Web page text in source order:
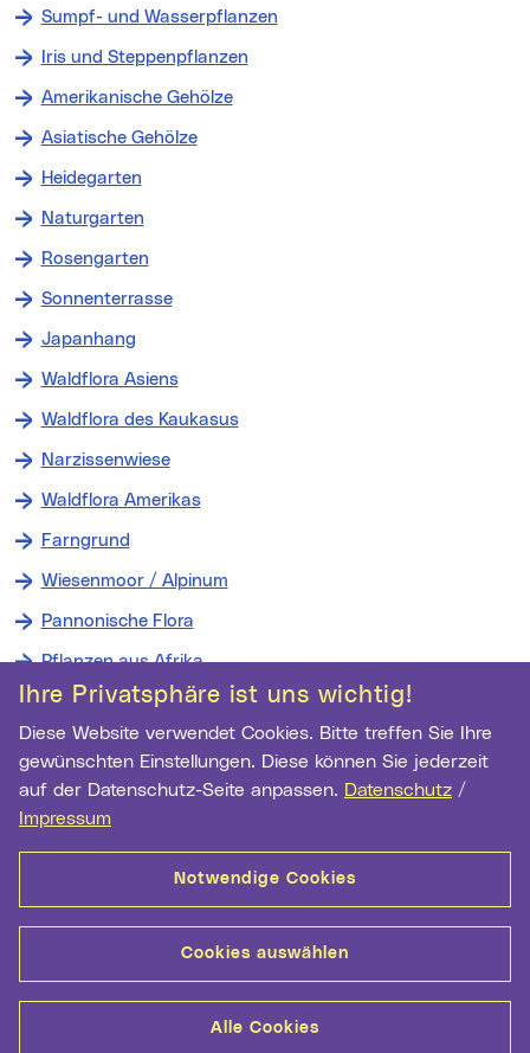
Ihre Privatsphäre ist uns wichtig!
Diese Website verwendet Cookies. Bitte treffen Sie Ihre
gewünschten Einstellungen. Diese können Sie jederzeit
auf der Datenschutz-Seite anpassen. Datenschutz /
Impressum
Notwendige Cookies
Cookies auswählen
Alle Cookies
Sumpf- und Wasserpflanzen
Iris und Steppenpflanzen
Amerikanische Gehölze
Asiatische Gehölze
Heidegarten
Naturgarten
Rosengarten
Sonnenterrasse
Japanhang
Waldflora Asiens
Waldflora des Kaukasus
Narzissenwiese
Waldflora Amerikas
Farngrund
Wiesenmoor / Alpinum
Pannonische Flora
Pflanzen aus Afrika
Wichtige Links
Newsletter Anmeldung
Anmelden